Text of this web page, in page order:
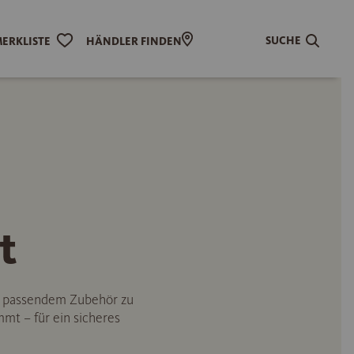
HÄNDLER FINDEN SUCHE
Zubehör zu
– für ein sicheres